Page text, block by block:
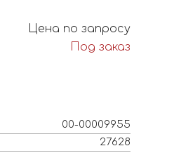
00-00009955
27628
Цена по запросу
Под заказ